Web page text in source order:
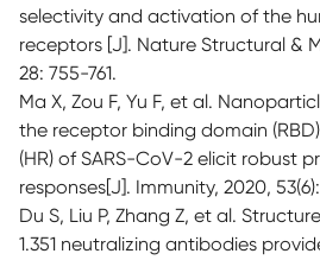
selectivity and activation of the
receptors [J]. Nature Structural &
28: 755-761.
Ma X, Zou F, Yu F, et al.
the receptor binding domain
(HR) of SARS-CoV-2 elicit robust
responses[J]. Immunity, 2020, 53(6):
Du S, Liu P, Zhang Z, et al.
1.351 neutralizing antibodies